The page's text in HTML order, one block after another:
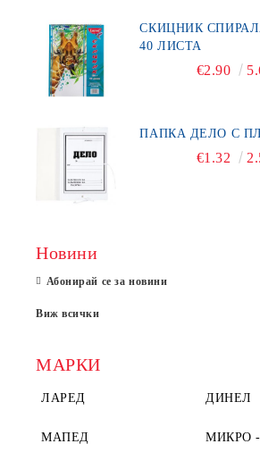
СКИЦНИК СПИРАЛА ЛАРЕД 120ГР.
40 ЛИСТА
€2.90
€1.32
Новини
Абонирай се за новини
Виж всички
МАРКИ
ЛАРЕД ДИНЕЛ
МАПЕД МИКРО